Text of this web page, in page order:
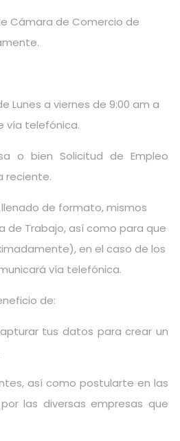
Cámara de Comercio de
Lunes a viernes de 9:00 am a
vía telefónica.
o bien Solicitud de Empleo
reciente.
de formato, mismos
de Trabajo, así como para que
en el caso de los
vía telefónica.
de:
tus datos para crear un
así como postularte en las
las diversas empresas que